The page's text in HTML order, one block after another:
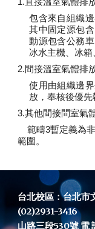
包含來自組織
其中固定源包
動源包含公務
冰水主機、冰箱
2.間接溫室氣體排
使用由組織邊
放，奉核後優先
3.其他間接問室氣
範疇3暫定義為
範圍。
台北校區：台北市
(02)2931-
山路三段530號 電